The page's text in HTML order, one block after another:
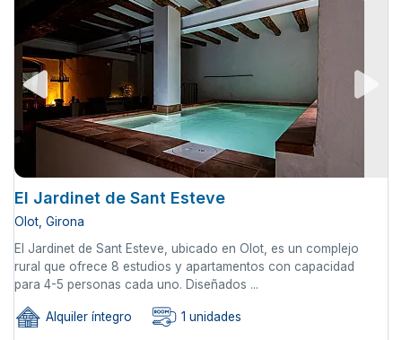
El Jardinet de Sant Esteve
Olot, Girona
El Jardinet de Sant Esteve, ubicado en Olot, es un complejo
rural que ofrece 8 estudios y apartamentos con capacidad
para 4-5 personas cada uno. Diseñados ...
Alquiler íntegro 1 unidades